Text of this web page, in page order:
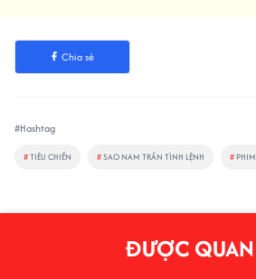
Chia sẻ
#Hashtag
#TIÊU CHIẾN #SAO NAM TRẦN TÌNH LỆNH #
ĐƯỢC